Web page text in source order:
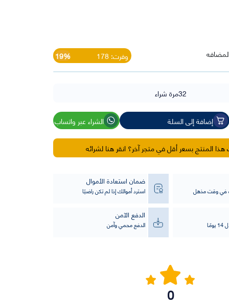
وفرت: 178 19%
32مرة شراء
إضافة إلى السلة الشراء عبر واتساب
المنتج بسعر أقل في متجر آخر؟ انقر هنا لشرائه
في وقت مذهل
ضمان استعادة الأموال
استرد أموالك إذا لم تكن راضيًا
الدفع الآمن
الدفع محمي وآمن
0